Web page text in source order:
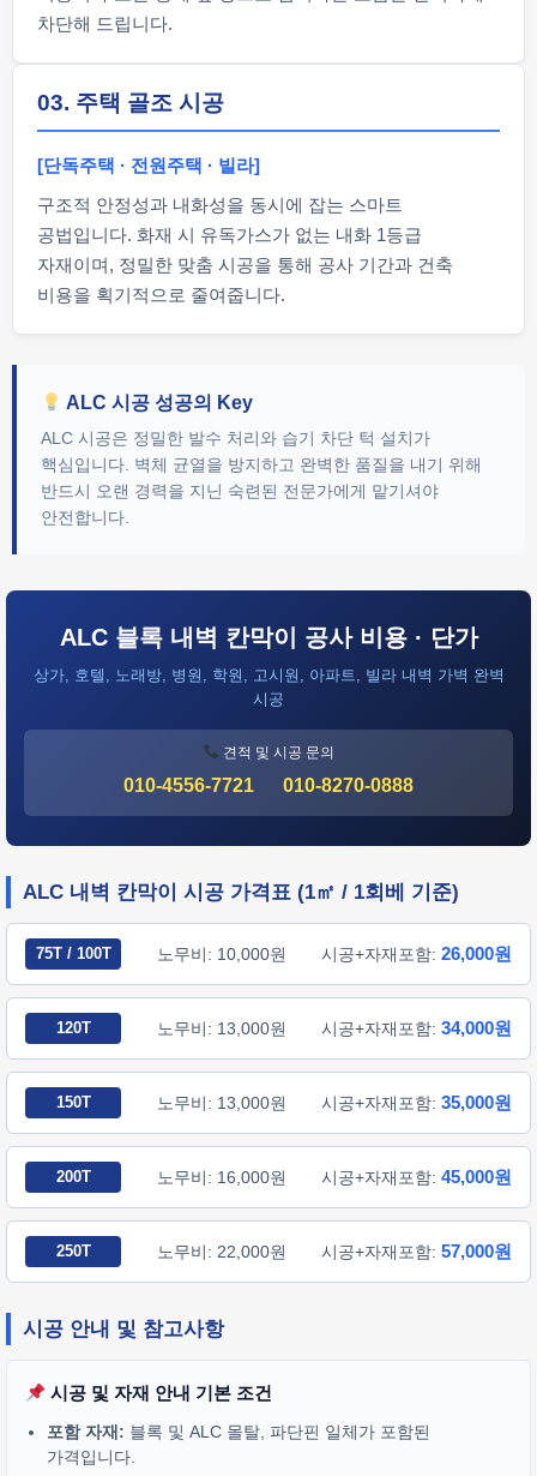
차단해 드립니다.
03. 주택 골조 시공
[단독주택 · 전원주택 · 빌라]
구조적 안정성과 내화성을 동시에 잡는 스마트
공법입니다. 화재 시 유독가스가 없는 내화 1등급
자재이며, 정밀한 맞춤 시공을 통해 공사 기간과 건축
비용을 획기적으로 줄여줍니다.
ALC 시공 성공의 Key
ALC 시공은 정밀한 발수 처리와 습기 차단 턱 설치가
핵심입니다. 벽체 균열을 방지하고 완벽한 품질을 내기 위해
반드시 오랜 경력을 지닌 숙련된 전문가에게 맡기셔야
안전합니다.
ALC 블록 내벽 칸막이 공사 비용 · 단가
상가, 호텔, 노래방, 병원, 학원, 고시원, 아파트, 빌라 내벽 가벽 완벽
시공
견적 및 시공 문의
010-4556-7721 010-8270-0888
ALC 내벽 칸막이 시공 가격표 (1㎡ / 1회베 기준)
75T / 100T 노무비: 10,000원 시공+자재포함: 26,000원
120T 노무비: 13,000원 시공+자재포함: 34,000원
150T 노무비: 13,000원 시공+자재포함: 35,000원
200T 노무비: 16,000원 시공+자재포함: 45,000원
250T 노무비: 22,000원 시공+자재포함: 57,000원
시공 안내 및 참고사항
시공 및 자재 안내 기본 조건
포함 자재: 블록 및 ALC 몰탈, 파단핀 일체가 포함된
가격입니다.